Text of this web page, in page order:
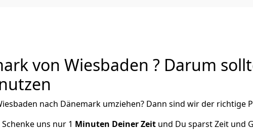
von Wiesbaden ? Darum
nach Dänemark umziehen? Dann sind wir der richtige
uns nur 1 Minuten Deiner Zeit und Du sparst Zeit und